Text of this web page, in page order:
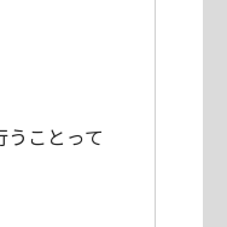
ことって